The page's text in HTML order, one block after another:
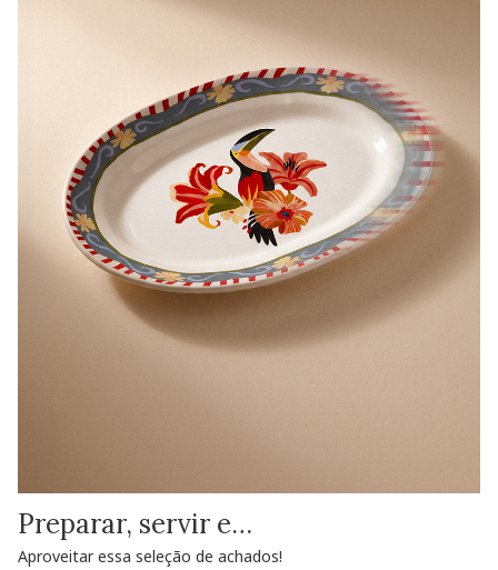
Preparar, servir e…
Aproveitar essa seleção de achados!